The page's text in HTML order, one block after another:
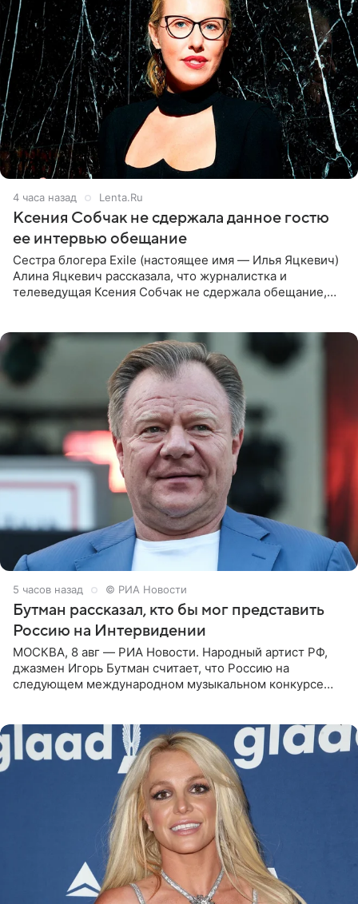
4 часа назад Lenta.Ru
Ксения Собчак не сдержала данное гостю
ее интервью обещание
Сестра блогера Exile (настоящее имя — Илья Яцкевич)
Алина Яцкевич рассказала, что журналистка и
телеведущая Ксения Собчак не сдержала обещание,
5 часов назад © РИА Новости
Бутман рассказал, кто бы мог представить
Россию на Интервидении
МОСКВА, 8 авг — РИА Новости. Народный артист РФ,
джазмен Игорь Бутман считает, что Россию на
следующем международном музыкальном конкурсе